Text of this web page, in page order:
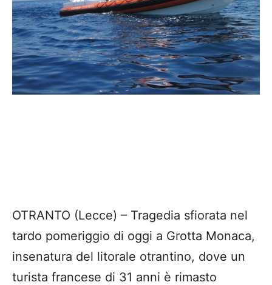
OTRANTO (Lecce) – Tragedia sfiorata nel
tardo pomeriggio di oggi a Grotta Monaca,
insenatura del litorale otrantino, dove un
turista francese di 31 anni è rimasto